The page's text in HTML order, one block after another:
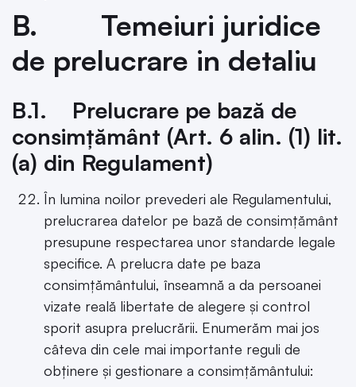
B. Temeiuri juridice
de prelucrare in detaliu
B.1. Prelucrare pe bază de
consimțământ (Art. 6 alin. (1) lit.
(a) din Regulament)
În lumina noilor prevederi ale Regulamentului,
prelucrarea datelor pe bază de consimțământ
presupune respectarea unor standarde legale
specifice. A prelucra date pe baza
consimțământului, înseamnă a da persoanei
vizate reală libertate de alegere și control
sporit asupra prelucrării. Enumerăm mai jos
câteva din cele mai importante reguli de
obținere și gestionare a consimțământului: